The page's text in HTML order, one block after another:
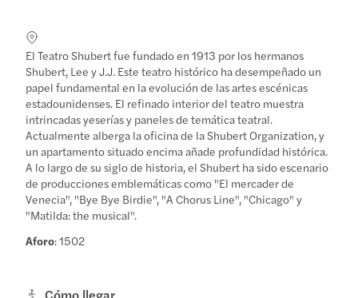
El Teatro Shubert fue fundado en 1913 por los hermanos
Shubert, Lee y J.J. Este teatro histórico ha desempeñado un
papel fundamental en la evolución de las artes escénicas
estadounidenses. El refinado interior del teatro muestra
intrincadas yeserías y paneles de temática teatral.
Actualmente alberga la oficina de la Shubert Organization, y
un apartamento situado encima añade profundidad histórica.
A lo largo de su siglo de historia, el Shubert ha sido escenario
de producciones emblemáticas como "El mercader de
Venecia", "Bye Bye Birdie", "A Chorus Line", "Chicago" y
"Matilda: the musical".
Aforo: 1502
Cómo llegar